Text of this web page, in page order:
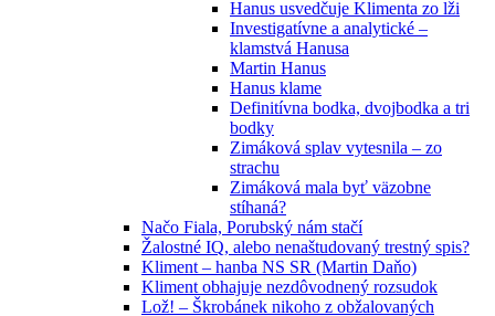
Hanus usvedčuje Klimenta zo lži
Investigatívne a analytické –
klamstvá Hanusa
Martin Hanus
Hanus klame
Definitívna bodka, dvojbodka a tri
bodky
Zimáková splav vytesnila – zo
strachu
Zimáková mala byť väzobne
stíhaná?
Načo Fiala, Porubský nám stačí
Žalostné IQ, alebo nenaštudovaný trestný spis?
Kliment – hanba NS SR (Martin Daňo)
Kliment obhajuje nezdôvodnený rozsudok
Lož! – Škrobánek nikoho z obžalovaných